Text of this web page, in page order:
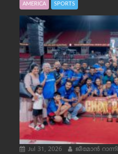
AMERICA SPORTS
Jul 31, 2026 ജീമോന്‍ റാന്നി